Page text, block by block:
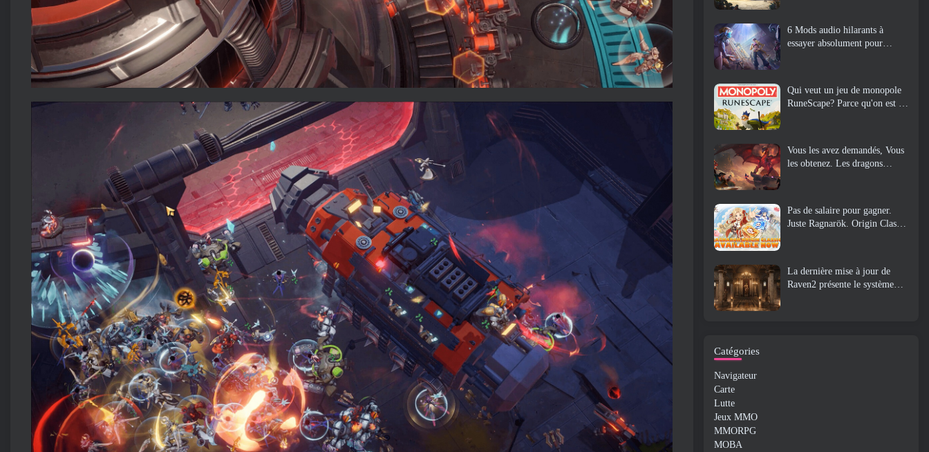
6 Mods audio hilarants à
essayer absolument pour
Qui veut un jeu de monopole
RuneScape? Parce qu'on est en
Vous les avez demandés, Vous
les obtenez. Les dragons
Pas de salaire pour gagner.
Juste Ragnarök. Origin Classic
La dernière mise à jour de
Raven2 présente le système
Catégories
Navigateur
Carte
Lutte
Jeux MMO
MMORPG
MOBA